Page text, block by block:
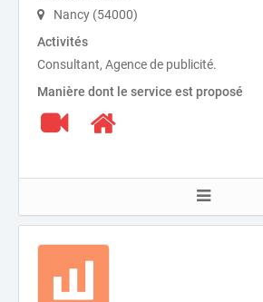
Nancy (54000)
Activités
Consultant, Agence de publicité.
Manière dont le service est proposé